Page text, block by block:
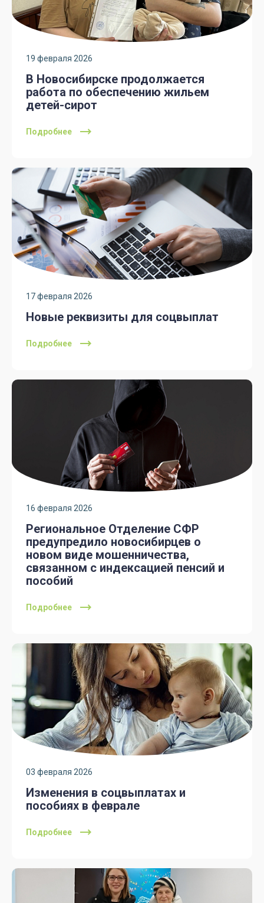
19 февраля 2026
В Новосибирске продолжается
работа по обеспечению жильем
детей-сирот
Подробнее
17 февраля 2026
Новые реквизиты для соцвыплат
Подробнее
16 февраля 2026
Региональное Отделение СФР
предупредило новосибирцев о
новом виде мошенничества,
связанном с индексацией пенсий и
пособий
Подробнее
03 февраля 2026
Изменения в соцвыплатах и
пособиях в феврале
Подробнее